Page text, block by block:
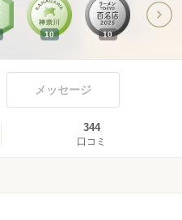
10 10
メッセージ
344
口コミ